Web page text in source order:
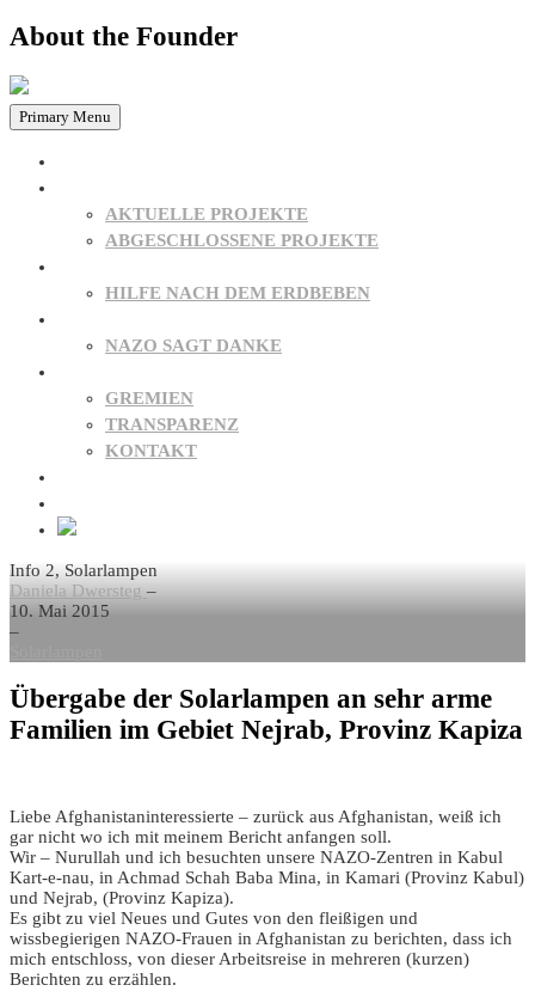
About the Founder
Primary Menu
AKTUELLE PROJEKTE
ABGESCHLOSSENE PROJEKTE
HILFE NACH DEM ERDBEBEN
NAZO SAGT DANKE
GREMIEN
TRANSPARENZ
KONTAKT
Info 2, Solarlampen
Daniela Dwersteg–
10. Mai 2015
–
Übergabe der Solarlampen an sehr arme
Familien im Gebiet Nejrab, Provinz Kapiza
Liebe Afghanistaninteressierte – zurück aus Afghanistan, weiß ich
gar nicht wo ich mit meinem Bericht anfangen soll.
Wir – Nurullah und ich besuchten unsere NAZO-Zentren in Kabul
Kart-e-nau, in Achmad Schah Baba Mina, in Kamari (Provinz Kabul)
und Nejrab, (Provinz Kapiza).
Es gibt zu viel Neues und Gutes von den fleißigen und
wissbegierigen NAZO-Frauen in Afghanistan zu berichten, dass ich
mich entschloss, von dieser Arbeitsreise in mehreren (kurzen)
Berichten zu erzählen.